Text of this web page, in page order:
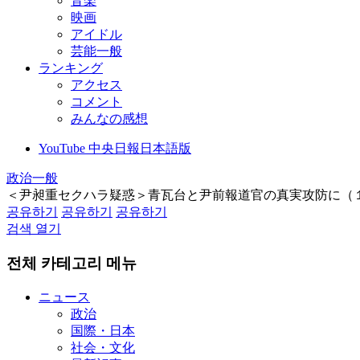
映画
アイドル
芸能一般
ランキング
アクセス
コメント
みんなの感想
YouTube 中央日報日本語版
政治一般
＜尹昶重セクハラ疑惑＞青瓦台と尹前報道官の真実攻防に（
공유하기
공유하기
공유하기
검색 열기
전체 카테고리 메뉴
ニュース
政治
国際・日本
社会・文化